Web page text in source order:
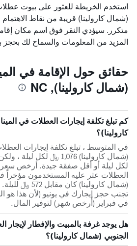
استخدم الخريطة للعثور على بيوت
(شمال كارولينا) قريبة من نقاط
متكرر. سيؤدي النقر فوق اسم مكان
المزيد من المعلومات والسماح لك بحجز
حقائق حول الإقامة في
(شمال كارولينا), NC
كم تبلغ تكلفة إيجارات العطلات في
كارولينا)؟
في المتوسط ، تبلغ تكلفة إيجارات
لكل ليلة أو أقل صفقة جيدة. أرخص سعر
العطلات عثر عليه المستخدمون مؤخراً
(شمال كارولينا)
تجنب حجز إيجارك في يونيو (لأن هذا هو
في فبراير (أرخص شهر) لتوفير المال.
هل يوجد غرفة بالمبيت والإفطار لإيجار
الجنوبي (شمال كارولينا)؟